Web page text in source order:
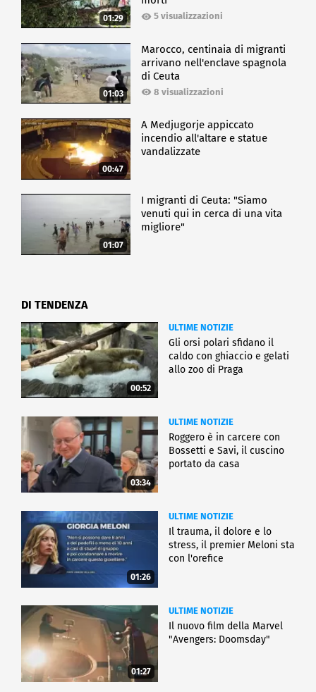
01:29 5 visualizzazioni
01:03
Marocco, centinaia di migranti
arrivano nell'enclave spagnola
di Ceuta
8 visualizzazioni
00:47
A Medjugorje appiccato
incendio all'altare e statue
vandalizzate
01:07
I migranti di Ceuta: "Siamo
venuti qui in cerca di una vita
migliore"
DI TENDENZA
00:52
ULTIME NOTIZIE
Gli orsi polari sfidano il
caldo con ghiaccio e gelati
allo zoo di Praga
03:34
ULTIME NOTIZIE
Roggero è in carcere con
Bossetti e Savi, il cuscino
portato da casa
01:26
ULTIME NOTIZIE
Il trauma, il dolore e lo
stress, il premier Meloni sta
con l'orefice
01:27
ULTIME NOTIZIE
Il nuovo film della Marvel
"Avengers: Doomsday"